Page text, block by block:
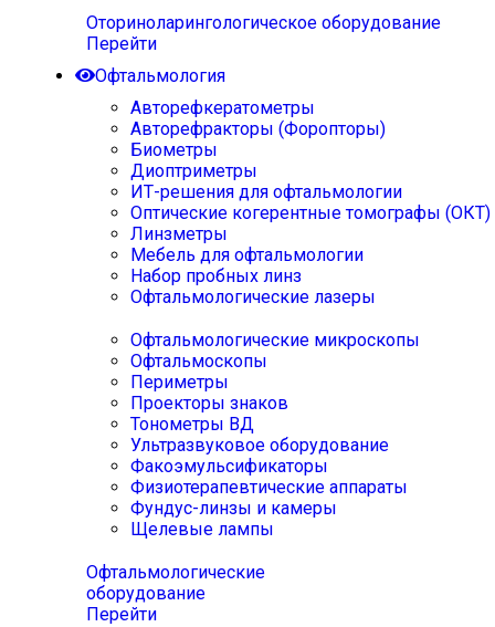
Оториноларингологическое оборудование
Перейти
Офтальмология
Авторефкератометры
Авторефракторы (Форопторы)
Биометры
Диоптриметры
ИТ-решения для офтальмологии
Оптические когерентные томографы (ОКТ)
Линзметры
Мебель для офтальмологии
Набор пробных линз
Офтальмологические лазеры
Офтальмологические микроскопы
Офтальмоскопы
Периметры
Проекторы знаков
Тонометры ВД
Ультразвуковое оборудование
Факоэмульсификаторы
Физиотерапевтические аппараты
Фундус-линзы и камеры
Щелевые лампы
Офтальмологические
оборудование
Перейти